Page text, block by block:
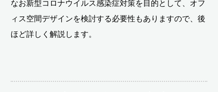
なお新型コロナウイルス感染症対策を目的として、オフ
ィス空間デザインを検討する必要性もありますので、後
ほど詳しく解説します。